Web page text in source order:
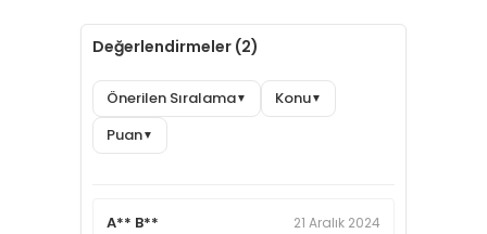
Değerlendirmeler (2)
Önerilen Sıralama▼ Konu▼
Puan▼
A** B** 21 Aralık 2024